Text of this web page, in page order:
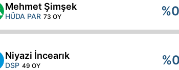
Mehmet Şimşek
HÜDA PAR 73 OY
Niyazi İncearık
DSP 49 OY